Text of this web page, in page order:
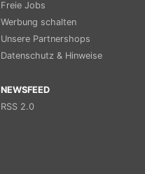
Freie Jobs
Werbung schalten
Unsere Partnershops
Datenschutz & Hinweise
NEWSFEED
RSS 2.0